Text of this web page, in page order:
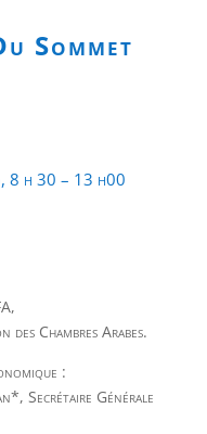
Sommet
8 h 30 – 13 h00
Chambres Arabes.
:
Secrétaire Générale